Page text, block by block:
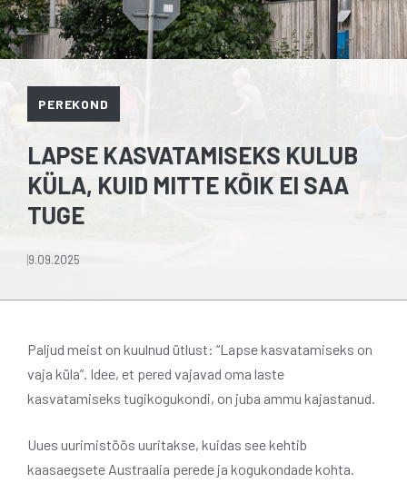
PEREKOND
LAPSE KASVATAMISEKS KULUB
KÜLA, KUID MITTE KÕIK EI SAA
TUGE
9.09.2025
Paljud meist on kuulnud ütlust: “Lapse kasvatamiseks on
vaja küla”. Idee, et pered vajavad oma laste
kasvatamiseks tugikogukondi, on juba ammu kajastanud.
Uues uurimistöös uuritakse, kuidas see kehtib
kaasaegsete Austraalia perede ja kogukondade kohta.